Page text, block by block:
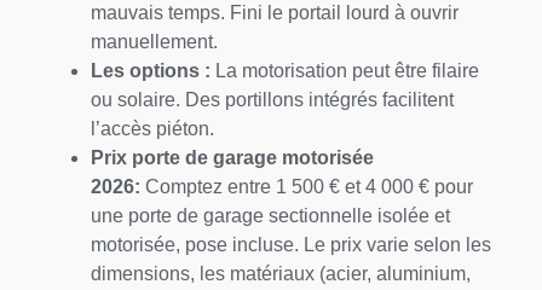
mauvais temps. Fini le portail lourd à ouvrir
manuellement.
Les options : La motorisation peut être filaire
ou solaire. Des portillons intégrés facilitent
l’accès piéton.
Prix porte de garage motorisée
2026: Comptez entre 1 500 € et 4 000 € pour
une porte de garage sectionnelle isolée et
motorisée, pose incluse. Le prix varie selon les
dimensions, les matériaux (acier, aluminium,